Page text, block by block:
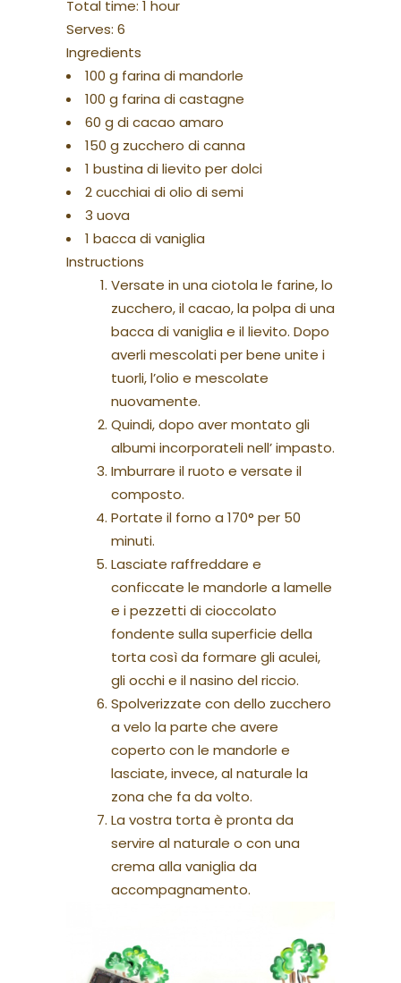
Total time: 1 hour
Serves: 6
Ingredients
100 g farina di mandorle
100 g farina di castagne
60 g di cacao amaro
150 g zucchero di canna
1 bustina di lievito per dolci
2 cucchiai di olio di semi
3 uova
1 bacca di vaniglia
Instructions
Versate in una ciotola le farine, lo
zucchero, il cacao, la polpa di una
bacca di vaniglia e il lievito. Dopo
averli mescolati per bene unite i
tuorli, l’olio e mescolate
nuovamente.
Quindi, dopo aver montato gli
albumi incorporateli nell’ impasto.
Imburrare il ruoto e versate il
composto.
Portate il forno a 170° per 50
minuti.
Lasciate raffreddare e
conficcate le mandorle a lamelle
e i pezzetti di cioccolato
fondente sulla superficie della
torta così da formare gli aculei,
gli occhi e il nasino del riccio.
Spolverizzate con dello zucchero
a velo la parte che avere
coperto con le mandorle e
lasciate, invece, al naturale la
zona che fa da volto.
La vostra torta è pronta da
servire al naturale o con una
crema alla vaniglia da
accompagnamento.